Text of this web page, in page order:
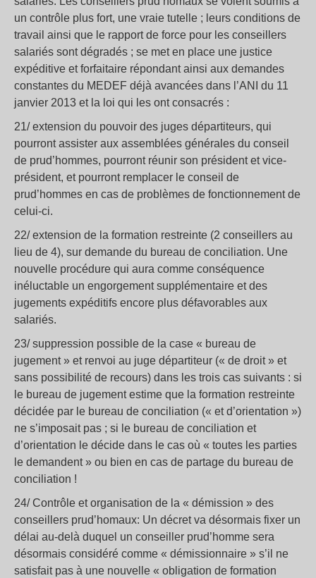
un contrôle plus fort, une vraie tutelle ; leurs conditions de
travail ainsi que le rapport de force pour les conseillers
salariés sont dégradés ; se met en place une justice
expéditive et forfaitaire répondant ainsi aux demandes
constantes du MEDEF déjà avancées dans l’ANI du 11
janvier 2013 et la loi qui les ont consacrés :
21/ extension du pouvoir des juges départiteurs, qui
pourront assister aux assemblées générales du conseil
de prud’hommes, pourront réunir son président et vice-
président, et pourront remplacer le conseil de
prud’hommes en cas de problèmes de fonctionnement de
celui-ci.
22/ extension de la formation restreinte (2 conseillers au
lieu de 4), sur demande du bureau de conciliation. Une
nouvelle procédure qui aura comme conséquence
inéluctable un engorgement supplémentaire et des
jugements expéditifs encore plus défavorables aux
salariés.
23/ suppression possible de la case « bureau de
jugement » et renvoi au juge départiteur (« de droit » et
sans possibilité de recours) dans les trois cas suivants : si
le bureau de jugement estime que la formation restreinte
décidée par le bureau de conciliation (« et d’orientation »)
ne s’imposait pas ; si le bureau de conciliation et
d’orientation le décide dans le cas où « toutes les parties
le demandent » ou bien en cas de partage du bureau de
conciliation !
24/ Contrôle et organisation de la « démission » des
conseillers prud’homaux: Un décret va désormais fixer un
délai au-delà duquel un conseiller prud’homme sera
désormais considéré comme « démissionnaire » s’il ne
satisfait pas à une nouvelle « obligation de formation